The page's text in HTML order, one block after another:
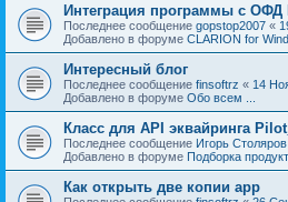
Интеграция программы с ОФД
Последнее сообщение gopstop2007 «
Добавлено в форуме CLARION for
Интересный блог
Последнее сообщение finsoftrz « 14
Добавлено в форуме Обо всем ...
Класс для API эквайринга
Последнее сообщение Игорь Столяров
Добавлено в форуме Подборка
Как открыть две копии app